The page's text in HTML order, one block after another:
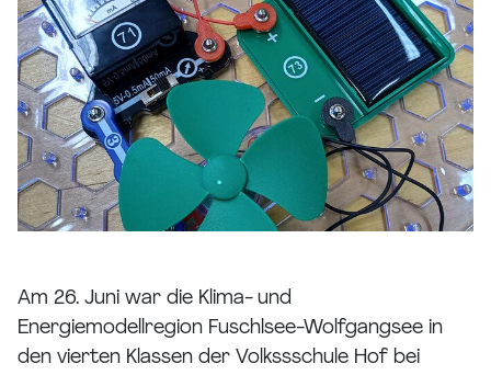
Am 26. Juni war die Klima- und
Energiemodellregion Fuschlsee-Wolfgangsee in
den vierten Klassen der Volkssschule Hof bei